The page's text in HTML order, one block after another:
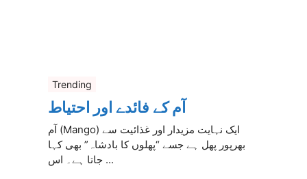
Trending
آم کے فائدے اور احتیاط
آم (Mango) ایک نہایت مزیدار اور غذائیت سے
بھرپور پھل ہے جسے “پھلوں کا بادشاہ” بھی کہا
جاتا ہے۔ اس ...